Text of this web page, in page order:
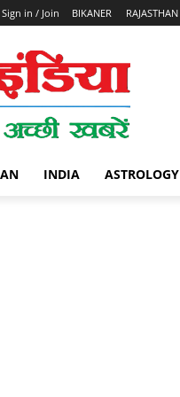
Sign in / Join BIKANER RAJASTHAN
INDIA ASTROLOGY